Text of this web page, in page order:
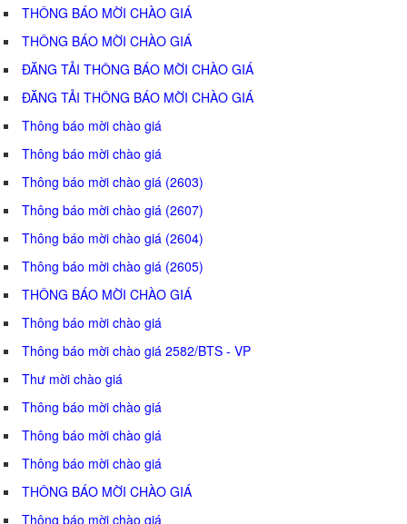
THÔNG BÁO MỜI CHÀO GIÁ
THÔNG BÁO MỜI CHÀO GIÁ
ĐĂNG TẢI THÔNG BÁO MỜI CHÀO GIÁ
ĐĂNG TẢI THÔNG BÁO MỜI CHÀO GIÁ
Thông báo mời chào giá
Thông báo mời chào giá
Thông báo mời chào giá (2603)
Thông báo mời chào giá (2607)
Thông báo mời chào giá (2604)
Thông báo mời chào giá (2605)
THÔNG BÁO MỜI CHÀO GIÁ
Thông báo mời chào giá
Thông báo mời chào giá 2582/BTS - VP
Thư mời chào giá
Thông báo mời chào giá
Thông báo mời chào giá
Thông báo mời chào giá
THÔNG BÁO MỜI CHÀO GIÁ
Thông báo mời chào giá